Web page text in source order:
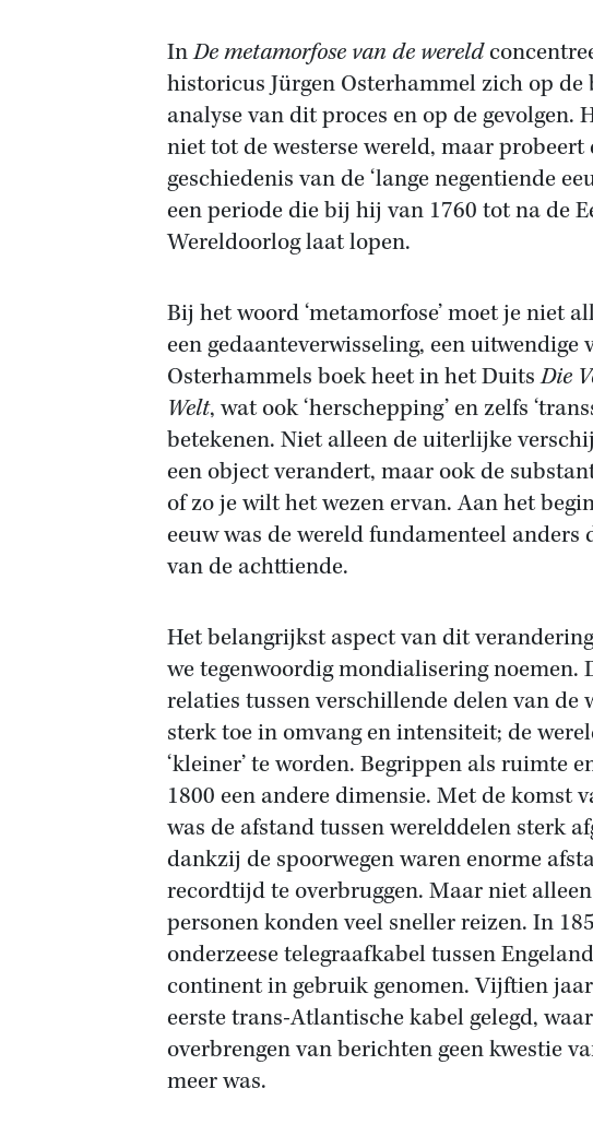
InDe metamorfose van de wereld
historicus Jürgen Osterhammel zich op
analyse van dit proces en op de gevolgen.
niet tot de westerse wereld, maar probeert
geschiedenis van de ‘lange negentiende
een periode die bij hij van 1760 tot na de
Wereldoorlog laat lopen.
Bij het woord ‘metamorfose’ moet je niet
een gedaanteverwisseling, een uitwendige
Osterhammels boek heet in het DuitsDie
Welt, wat ook ‘herschepping’ en zelfs
betekenen. Niet alleen de uiterlijke
een object verandert, maar ook de
of zo je wilt het wezen ervan. Aan het
eeuw was de wereld fundamenteel anders
van de achttiende.
Het belangrijkst aspect van dit
we tegenwoordig mondialisering noemen.
relaties tussen verschillende delen van de
sterk toe in omvang en intensiteit; de
‘kleiner’ te worden. Begrippen als ruimte
1800 een andere dimensie. Met de komst
was de afstand tussen werelddelen sterk
dankzij de spoorwegen waren enorme
recordtijd te overbruggen. Maar niet
personen konden veel sneller reizen. In
onderzeese telegraafkabel tussen
continent in gebruik genomen. Vijftien
eerste trans-Atlantische kabel gelegd,
overbrengen van berichten geen kwestie
meer was.